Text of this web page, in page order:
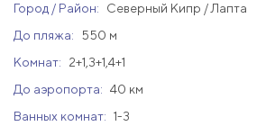
Город / Район:
Северный Кипр / Лапта
До пляжа:
550 м
Комнат:
2+1,3+1,4+1
До аэропорта: 40 км
Ванных комнат: 1-3